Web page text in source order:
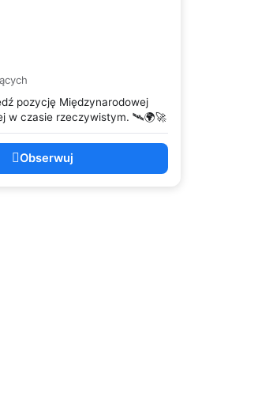
pozycję Międzynarodowej
w czasie rzeczywistym. 🛰️🌍🚀
Obserwuj